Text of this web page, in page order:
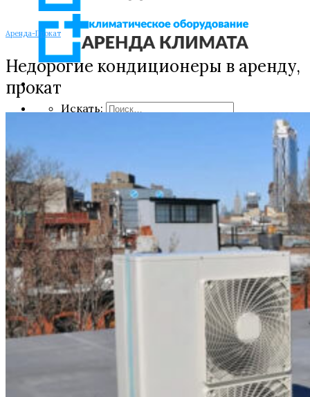
Искать:
Оборудование
Нагрев воздуха
Охлаждение воздуха
Увлажнение воздуха
Очистка воздуха
Осушение воздуха
Тепловые пушки
Антимоскитные лампы
Бактерицидные лампы
Заказчикам
Доставка и монтаж
Оплата
Скидки
Наши работы
Пользовательское соглашение
Политика конфиденциальности
Аренда-Прокат
Недорогие кондиционеры в аренду,
прокат